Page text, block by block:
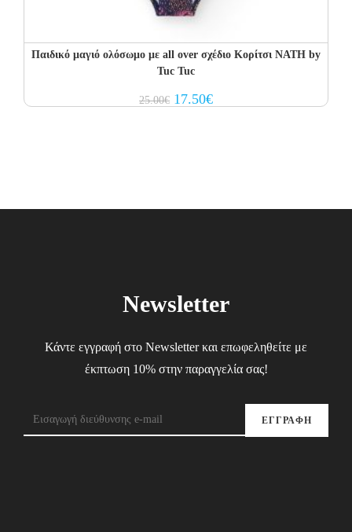
Παιδικό μαγιό ολόσωμο με all over σχέδιο Κορίτσι NATH by
Tuc Tuc
25.00€ Original
price
17.50€Current
price
Newsletter
Κάντε εγγραφή στο Newsletter και επωφεληθείτε με
έκπτωση 10% στην παραγγελία σας!
ΕΓΓΡΑΦΗ